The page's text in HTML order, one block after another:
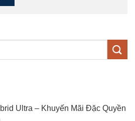
Ultra – Khuyến Mãi Đặc Quyền